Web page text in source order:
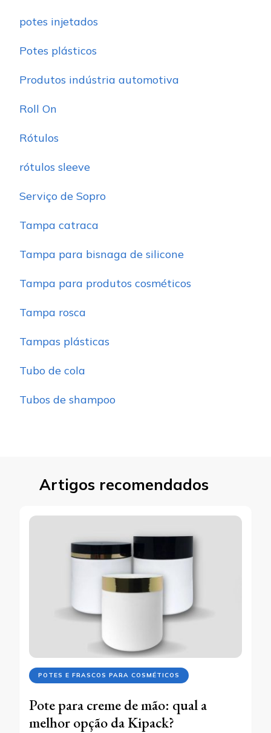
potes injetados
Potes plásticos
Produtos indústria automotiva
Roll On
Rótulos
rótulos sleeve
Serviço de Sopro
Tampa catraca
Tampa para bisnaga de silicone
Tampa para produtos cosméticos
Tampa rosca
Tampas plásticas
Tubo de cola
Tubos de shampoo
Artigos recomendados
POTES E FRASCOS PARA COSMÉTICOS
Pote para creme de mão: qual a
melhor opção da Kipack?